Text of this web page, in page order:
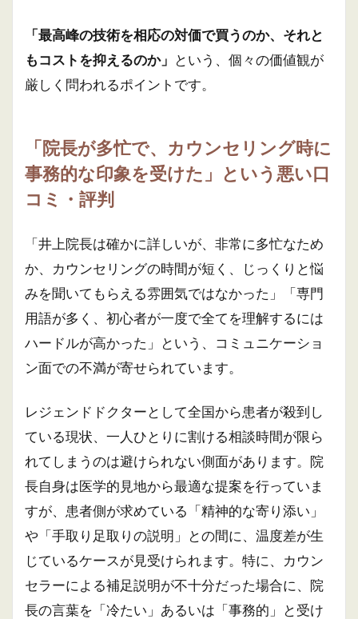
「最高峰の技術を相応の対価で買うのか、それと
もコストを抑えるのか」 という、個々の価値観が
厳しく問われるポイントです。
「院長が多忙で、カウンセリング時に
事務的な印象を受けた」という悪い口
コミ・評判
「井上院長は確かに詳しいが、非常に多忙なため
か、カウンセリングの時間が短く、じっくりと悩
みを聞いてもらえる雰囲気ではなかった」「専門
用語が多く、初心者が一度で全てを理解するには
ハードルが高かった」という、コミュニケーショ
ン面での不満が寄せられています。
レジェンドドクターとして全国から患者が殺到し
ている現状、一人ひとりに割ける相談時間が限ら
れてしまうのは避けられない側面があります。院
長自身は医学的見地から最適な提案を行っていま
すが、患者側が求めている「精神的な寄り添い」
や「手取り足取りの説明」との間に、温度差が生
じているケースが見受けられます。特に、カウン
セラーによる補足説明が不十分だった場合に、院
長の言葉を「冷たい」あるいは「事務的」と受け